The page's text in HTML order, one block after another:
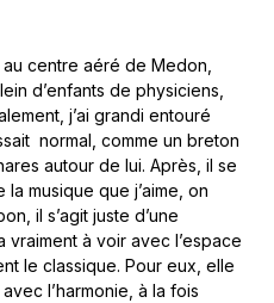
centre aéré de Medon,
d’enfants de physiciens,
j’ai grandi entouré
normal, comme un breton
autour de lui. Après, il se
musique que j’aime, on
il s’agit juste d’une
à voir avec l’espace
le classique. Pour eux, elle
l’harmonie, à la fois